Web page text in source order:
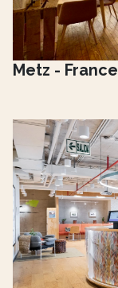
Metz - France